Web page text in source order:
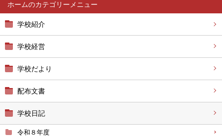
ホーム
学校紹介
学校経営
学校だより
配布文書
学校日記
令和８年度